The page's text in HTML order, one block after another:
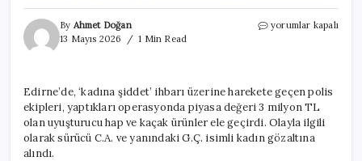
By Ahmet Doğan
13 Mayıs 2026
1 Min Read
Kadına
Polis,
3
Milyon
TL
Değerinde
yorumlar kapalı
Edirne’de, ‘kadına şiddet’ ihbarı üzerine harekete geçen polis
ekipleri, yaptıkları operasyonda piyasa değeri 3 milyon TL
olan uyuşturucu hap ve kaçak ürünler ele geçirdi. Olayla ilgili
olarak sürücü C.A. ve yanındaki G.Ç. isimli kadın gözaltına
alındı.